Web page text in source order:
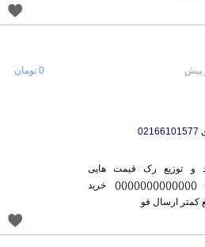
و توزیع رک قیمت هایی
()()()()()()()()()()()()() خرید
کمتر ارسال فو
0 تومان